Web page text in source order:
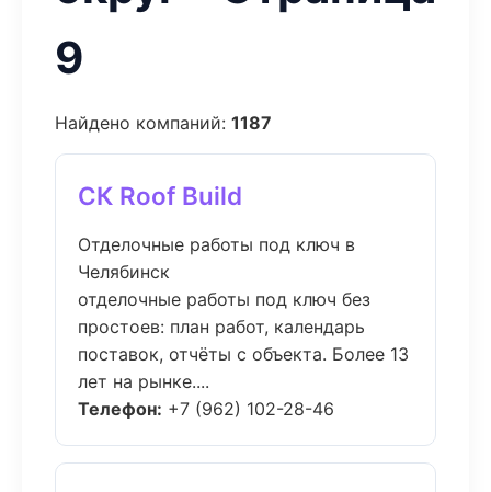
9
Найдено компаний: 1187
СК Roof Build
Отделочные работы под ключ в
Челябинск
отделочные работы под ключ без
простоев: план работ, календарь
поставок, отчёты с объекта. Более 13
лет на рынке....
Телефон: +7 (962) 102-28-46